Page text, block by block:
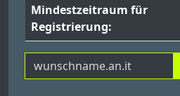
Mindestzeitraum für
Registrierung: